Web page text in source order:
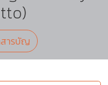
ารบัญ